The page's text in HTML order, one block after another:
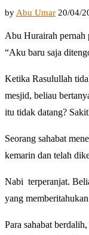
by Abu Umar 20/04/
Abu Hurairah pernah
“Aku baru saja
Ketika Rasulullah
mesjid, beliau
itu tidak datang?
Seorang sahabat
kemarin dan telah
Nabi terperanjat.
yang
Para sahabat